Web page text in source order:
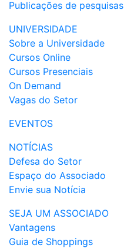
Publicações de pesquisas
UNIVERSIDADE
Sobre a Universidade
Cursos Online
Cursos Presenciais
On Demand
Vagas do Setor
EVENTOS
NOTÍCIAS
Defesa do Setor
Espaço do Associado
Envie sua Notícia
SEJA UM ASSOCIADO
Vantagens
Guia de Shoppings